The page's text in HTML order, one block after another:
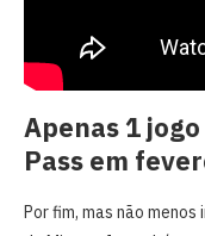
Apenas 1
Pass em
Por fim, mas não